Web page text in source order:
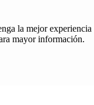
la mejor
mayor información.